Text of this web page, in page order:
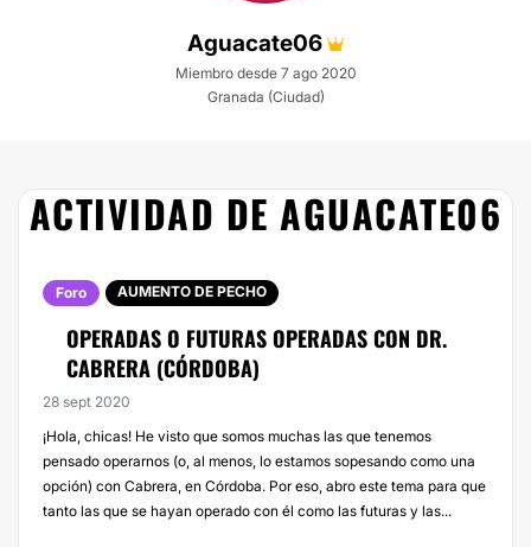
Aguacate06
Miembro desde 7 ago 2020
Granada (Ciudad)
ACTIVIDAD DE AGUACATE06
Foro AUMENTO DE PECHO
OPERADAS O FUTURAS OPERADAS CON DR.
CABRERA (CÓRDOBA)
28 sept 2020
¡Hola, chicas! He visto que somos muchas las que tenemos
pensado operarnos (o, al menos, lo estamos sopesando como una
opción) con Cabrera, en Córdoba. Por eso, abro este tema para que
tanto las que se hayan operado con él como las futuras y las...